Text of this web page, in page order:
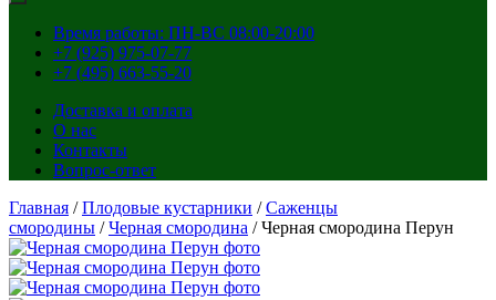
Время работы: ПН-ВС 08:00-20:00
+7 (925) 975-07-77
+7 (495) 663-55-20
Доставка и оплата
О нас
Контакты
Вопрос-ответ
Главная /Плодовые кустарники /Саженцы
смородины /Черная смородина / Черная смородина Перун